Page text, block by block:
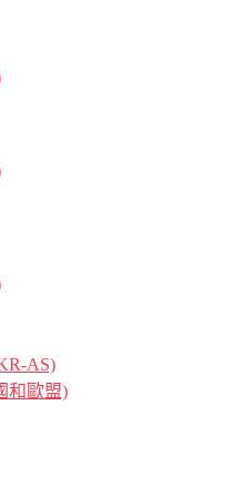
AS)
和歐盟)